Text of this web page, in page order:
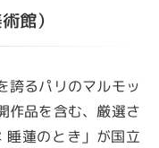
館）
誇るパリのマルモッ
作品を含む、厳選さ
蓮のとき」が国立